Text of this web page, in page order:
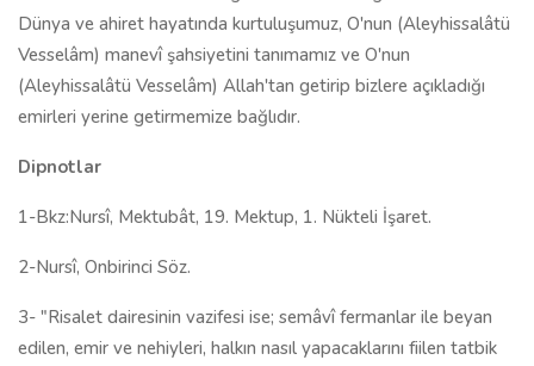
Dünya ve ahiret hayatında kurtuluşumuz, O'nun (Aleyhissalâtü
Vesselâm) manevî şahsiyetini tanımamız ve O'nun
(Aleyhissalâtü Vesselâm) Allah'tan getirip bizlere açıkladığı
emirleri yerine getirmemize bağlıdır.
Dipnotlar
1-Bkz:Nursî, Mektubât, 19. Mektup, 1. Nükteli İşaret.
2-Nursî, Onbirinci Söz.
3- "Risalet dairesinin vazifesi ise; semâvî fermanlar ile beyan
edilen, emir ve nehiyleri, halkın nasıl yapacaklarını fiilen tatbik